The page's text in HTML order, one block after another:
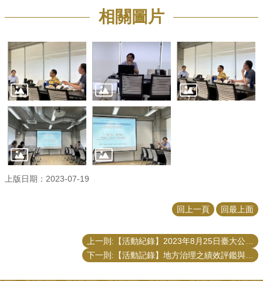
相關圖片
上版日期：2023-07-19
回上一頁 回最上面